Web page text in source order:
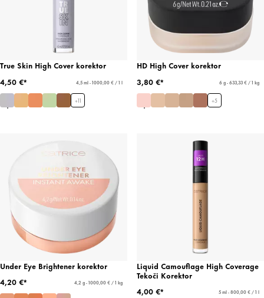
True Skin High Cover korektor
4,50 €*
4,5 ml - 1000,00 € / 1 l
+11
HD High Cover korektor
3,80 €*
6 g - 633,33 € / 1 kg
+5
Under Eye Brightener korektor
4,20 €*
4,2 g - 1000,00 € / 1 kg
Liquid Camouflage High Coverage
Tekoči Korektor
4,00 €*
5 ml - 800,00 € / 1 l